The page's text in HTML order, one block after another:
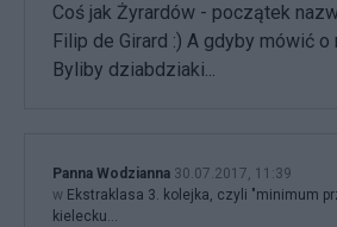
Coś jak Żyrardów - początek
Filip de Girard :) A gdyby mówić
Byliby dziabdziaki...
Panna Wodzianna 30.07.2017, 11:39
w Ekstraklasa 3. kolejka, czyli "minimum
kielecku...